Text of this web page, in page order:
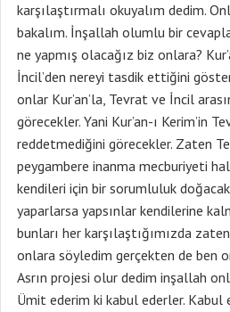
karşılaştırmalı okuyalım dedim.
bakalım. İnşallah olumlu bir
ne yapmış olacağız biz onlara?
İncil’den nereyi tasdik ettiğini
onlar Kur’an’la, Tevrat ve İncil
görecekler. Yani Kur’an-ı Kerim’in
reddetmediğini görecekler. Zaten
peygambere inanma mecburiyeti
kendileri için bir sorumluluk
yaparlarsa yapsınlar kendilerine
bunları her karşılaştığımızda
onlara söyledim gerçekten de ben
Asrın projesi olur dedim inşallah
Ümit ederim ki kabul ederler.